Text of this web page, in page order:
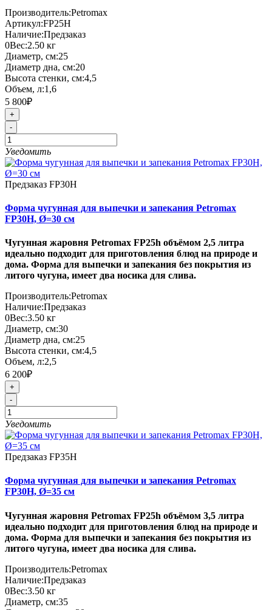
Производитель:Petromax
Артикул:FP25H
Наличие:Предзаказ
0Вес:2.50 кг
Диаметр, см:25
Диаметр дна, см:20
Высота стенки, см:4,5
Объем, л:1,6
5 800₽
+
-
Уведомить
Предзаказ FP30H
Форма чугунная для выпечки и запекания Petromax
FP30H, Ø=30 см
Чугунная жаровня Petromax FP25h объёмом 2,5 литра
идеально подходит для приготовления блюд на природе и
дома. Форма для выпечки и запекания без покрытия из
литого чугуна, имеет два носика для слива.
Производитель:Petromax
Наличие:Предзаказ
0Вес:3.50 кг
Диаметр, см:30
Диаметр дна, см:25
Высота стенки, см:4,5
Объем, л:2,5
6 200₽
+
-
Уведомить
Предзаказ FP35H
Форма чугунная для выпечки и запекания Petromax
FP30H, Ø=35 см
Чугунная жаровня Petromax FP25h объёмом 3,5 литра
идеально подходит для приготовления блюд на природе и
дома. Форма для выпечки и запекания без покрытия из
литого чугуна, имеет два носика для слива.
Производитель:Petromax
Наличие:Предзаказ
0Вес:3.50 кг
Диаметр, см:35